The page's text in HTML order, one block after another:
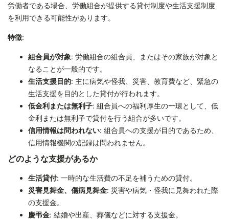
労働者である場合、労働組合が提供する貸付制度や生活支援制度
を利用できる可能性があります。
特徴:
組合員が対象: 労働組合の組合員、またはその家族が対象と
なることが一般的です。
生活支援目的: 主に病気や怪我、災害、教育費など、緊急の
生活支援を目的とした貸付が行われます。
低金利または無利子: 組合員への福利厚生の一環として、低
金利または無利子で貸付を行う組合が多いです。
信用情報は問われない: 組合員への支援が目的であるため、
信用情報機関の記録は問われません。
どのような支援があるか
生活貸付: 一時的な生活費の不足を補うための貸付。
災害見舞金、傷病見舞金: 災害や病気・怪我に見舞われた際
の支援金。
慶弔金: 結婚や出産、葬儀などに対する支援金。